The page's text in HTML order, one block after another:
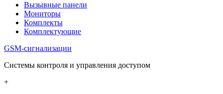
Вызывные панели
Мониторы
Комплекты
Комплектующие
GSM-сигнализации
Системы контроля и управления доступом
+